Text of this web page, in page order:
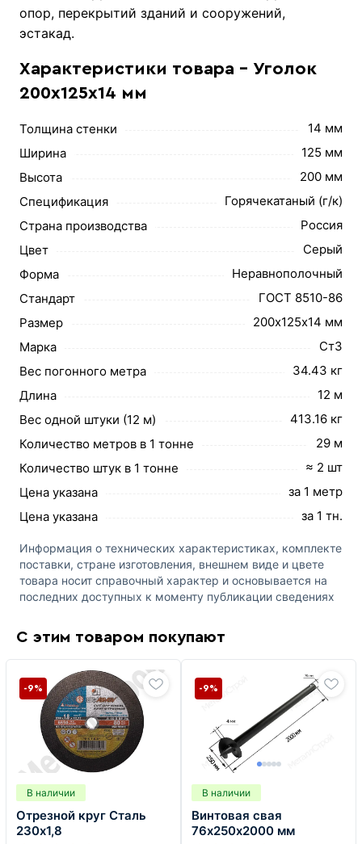
опор, перекрытий зданий и сооружений,
эстакад.
Характеристики товара - Уголок
200х125х14 мм
Толщина стенки
14 мм
Ширина
125 мм
Высота
200 мм
Спецификация
Горячекатаный (г/к)
Страна производства
Россия
Цвет
Серый
Форма
Неравнополочный
Стандарт
ГОСТ 8510-86
Размер
200х125х14 мм
Марка
Ст3
Вес погонного метра
34.43 кг
Длина
12 м
Вес одной штуки (12 м)
413.16 кг
Количество метров в 1 тонне
29 м
Количество штук в 1 тонне
≈ 2 шт
Цена указана
за 1 метр
Цена указана
за 1 тн.
Информация о технических характеристиках, комплекте
поставки, стране изготовления, внешнем виде и цвете
товара носит справочный характер и основывается на
последних доступных к моменту публикации сведениях
С этим товаром покупают
В наличии
Отрезной круг Сталь
230х1,8
-9%
В наличии
Винтовая свая
76х250х2000 мм
-9%